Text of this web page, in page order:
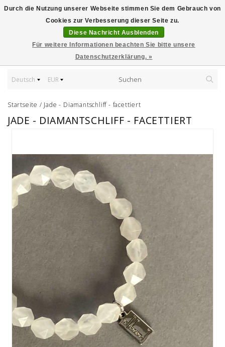
Deutsch EUR
Startseite / Jade - Diamantschliff - facettiert
JADE - DIAMANTSCHLIFF - FACETTIERT
Durch die Nutzung unserer Webseite stimmen Sie dem Gebrauch von
Cookies zur Verbesserung dieser Seite zu.
Diese Nachricht Ausblenden
Für weitere Informationen beachten Sie bitte unsere
Datenschutzerklärung. »